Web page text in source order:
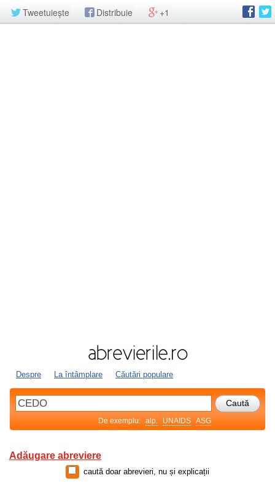
Tweetuiește Distribuie +1
Despre La întâmplare Căutări populare
De exemplu: alp. UNAIDS ASG
Adăugare abreviere
caută doar abrevieri, nu și explicații